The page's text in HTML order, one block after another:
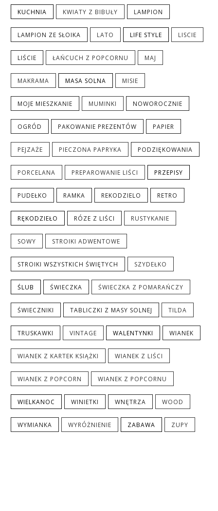
KUCHNIA KWIATY Z BIBUŁY LAMPION
LAMPION ZE SŁOIKA LATO LIFE STYLE LISCIE
LIŚCIE ŁAŃCUCH Z POPCORNU MAJ
MAKRAMA MASA SOLNA MISIE
MOJE MIESZKANIE MUMINKI NOWOROCZNIE
OGRÓD PAKOWANIE PREZENTÓW PAPIER
PEJZAŻE PIECZONA PAPRYKA PODZIĘKOWANIA
PORCELANA PREPAROWANIE LIŚCI PRZEPISY
PUDEŁKO RAMKA REKODZIELO RETRO
RĘKODZIEŁO RÓZE Z LIŚCI RUSTYKANIE
SOWY STROIKI ADWENTOWE
STROIKI WSZYSTKICH ŚWIĘTYCH SZYDEŁKO
ŚLUB ŚWIECZKA ŚWIECZKA Z POMARAŃCZY
ŚWIECZNIKI TABLICZKI Z MASY SOLNEJ TILDA
TRUSKAWKI VINTAGE WALENTYNKI WIANEK
WIANEK Z KARTEK KSIĄŻKI WIANEK Z LIŚCI
WIANEK Z POPCORN WIANEK Z POPCORNU
WIELKANOC WINIETKI WNĘTRZA WOOD
WYMIANKA WYRÓŻNIENIE ZABAWA ZUPY